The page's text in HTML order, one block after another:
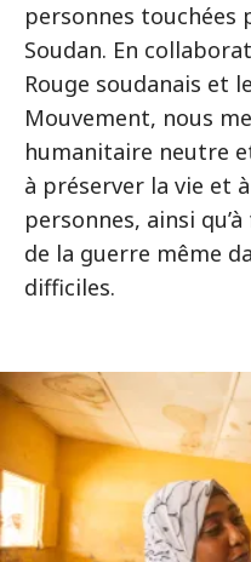
personnes
Soudan. En
Rouge soudanais et
Mouvement, nous
humanitaire neutre
à préserver la vie et
personnes, ainsi
de la guerre même
difficiles.